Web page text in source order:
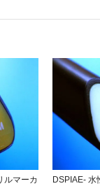
ルマーカ
DSPIAE- 水